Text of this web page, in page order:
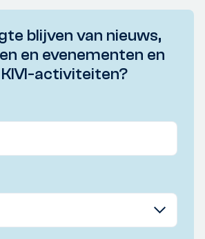
blijven van nieuws,
en evenementen en
activiteiten?